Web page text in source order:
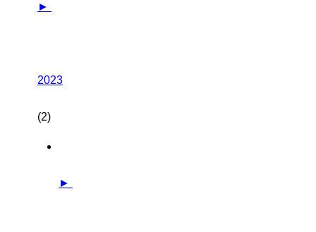
►
2023
(2)
►